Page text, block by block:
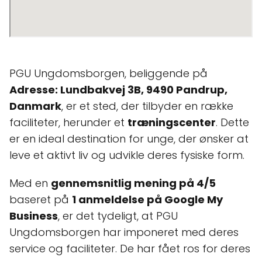
PGU Ungdomsborgen, beliggende på
Adresse: Lundbakvej 3B, 9490 Pandrup,
Danmark, er et sted, der tilbyder en række
faciliteter, herunder et træningscenter. Dette
er en ideal destination for unge, der ønsker at
leve et aktivt liv og udvikle deres fysiske form.
Med en gennemsnitlig mening på 4/5
baseret på 1 anmeldelse på Google My
Business, er det tydeligt, at PGU
Ungdomsborgen har imponeret med deres
service og faciliteter. De har fået ros for deres